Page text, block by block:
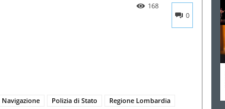
0
168
Navigazione Polizia di Stato
Regione Lombardia